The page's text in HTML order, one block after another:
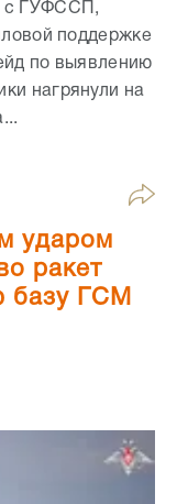
с ГУФССП,
поддержке
по выявлению
нагрянули на
ударом
ракет
базу ГСМ